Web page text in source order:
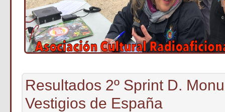
Resultados 2º Sprint D.
Vestigios de España